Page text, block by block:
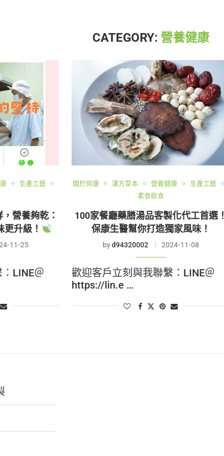
CATEGORY: 營養健康
生產工藝
營養夠乾：
升級！
11-25
LINE＠
關於保康 漢方草本 營養健康
生產工藝
素食飲食
100家餐廳藥膳湯品客製化代工首選！
保康生醫幫你打造獨家風味！
byd94320002 2024-11-08
歡迎客戶立刻與我聯繫：LINE＠
https://lin.e …